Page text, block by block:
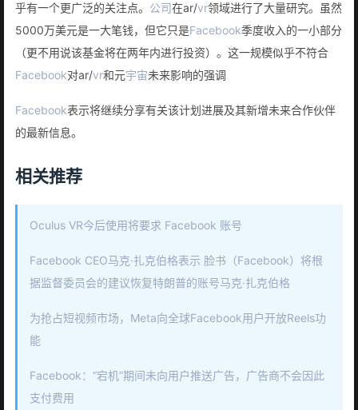
乎有一个更广泛的关注点。 公司在ar/vr领域进行了大量研究。虽然
5000万美元是一大笔钱，但它只是Facebook季度收入的一小部分
（更不用说该基金将在两年内进行投资）。这一规模似乎不符合
Facebook对ar/vr和元宇宙未来影响的强调
Facebook表示将继续分享有关该计划进展及其新增未来合作伙伴
的最新信息。
相关推荐
Oculus VR今后使用将要求 Facebook 账号
Facebook CEO马克·扎克伯格表示 脸书（Facebook）将根
据监督委员会的建议恢复特朗普的账号马克·扎克伯格
为抢占短视频市场，Meta向全球Facebook用户开放Reels功
能
Facebook：“宕机”期间未向用户推送广告，广告商不会因此
支付费用